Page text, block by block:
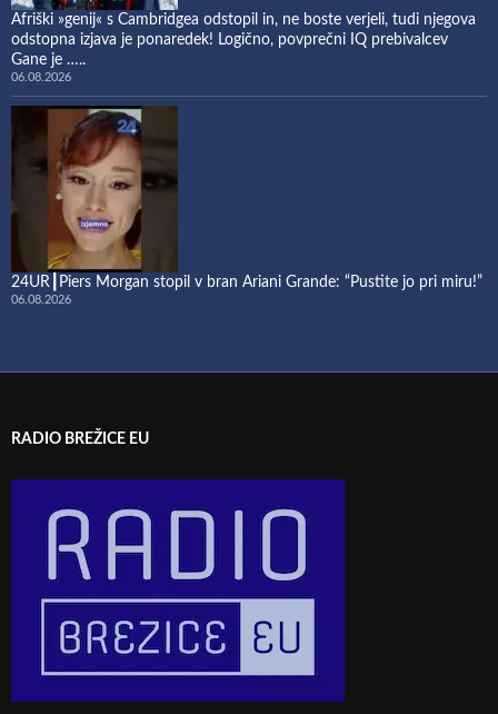
Afriški »genij« s Cambridgea odstopil in, ne boste verjeli, tudi njegova
odstopna izjava je ponaredek! Logično, povprečni IQ prebivalcev
Gane je …..
06.08.2026
24UR┃Piers Morgan stopil v bran Ariani Grande: “Pustite jo pri miru!”
06.08.2026
RADIO BREŽICE EU